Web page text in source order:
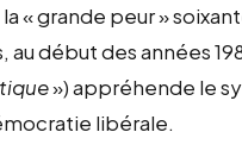
« grande peur »
début des années
») appréhende le
libérale.